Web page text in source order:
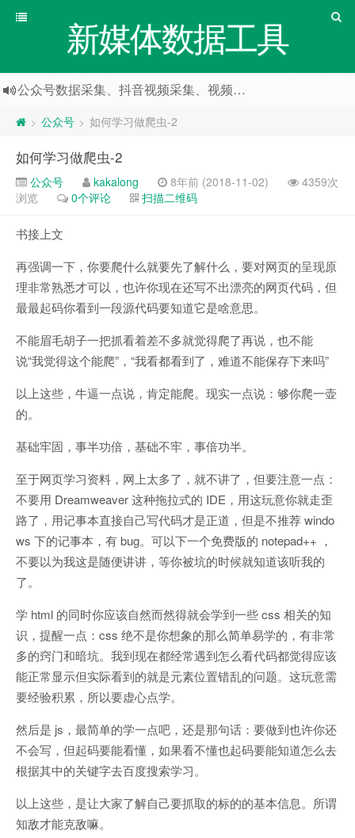
新媒体数据工具
公众号数据采集、抖音视频采集、视频号数据采集
> 公众号 > 如何学习做爬虫-2
如何学习做爬虫-2
公众号 kakalong 8年前 (2018-11-02)
4359次
浏览
0个评论 扫描二维码
书接上文
再强调一下，你要爬什么就要先了解什么，要对网页的呈现原
理非常熟悉才可以，也许你现在还写不出漂亮的网页代码，但
最最起码你看到一段源代码要知道它是啥意思。
不能眉毛胡子一把抓看着差不多就觉得爬了再说，也不能
说“我觉得这个能爬”，“我看都看到了，难道不能保存下来吗”
以上这些，牛逼一点说，肯定能爬。现实一点说：够你爬一壶
的。
基础牢固，事半功倍，基础不牢，事倍功半。
至于网页学习资料，网上太多了，就不讲了，但要注意一点：
不要用 Dreamweaver 这种拖拉式的 IDE，用这玩意你就走歪
路了，用记事本直接自己写代码才是正道，但是不推荐 windo
ws 下的记事本，有 bug。可以下一个免费版的 notepad++ ，
不要以为我这是随便讲讲，等你被坑的时候就知道该听我的
了。
学 html 的同时你应该自然而然得就会学到一些 css 相关的知
识，提醒一点：css 绝不是你想象的那么简单易学的，有非常
多的窍门和暗坑。我到现在都经常遇到怎么看代码都觉得应该
能正常显示但实际看到的就是元素位置错乱的问题。这玩意需
要经验积累，所以要虚心点学。
然后是 js，最简单的学一点吧，还是那句话：要做到也许你还
不会写，但起码要能看懂，如果看不懂也起码要能知道怎么去
根据其中的关键字去百度搜索学习。
以上这些，是让大家了解自己要抓取的标的的基本信息。所谓
知敌才能克敌嘛。